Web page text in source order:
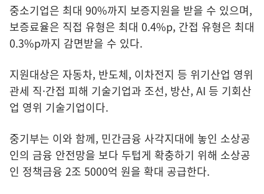
중소기업은 최대 90%까지 보증지원을 받을 수 있으며,
보증료율은 직접 유형은 최대 0.4%p, 간접 유형은 최대
0.3%p까지 감면받을 수 있다.
지원대상은 자동차, 반도체, 이차전지 등 위기산업 영위
관세 직·간접 피해 기술기업과 조선, 방산, AI 등 기회산
업 영위 기술기업이다.
중기부는 이와 함께, 민간금융 사각지대에 놓인 소상공
인의 금융 안전망을 보다 두텁게 확충하기 위해 소상공
인 정책금융 2조 5000억 원을 확대 공급한다.